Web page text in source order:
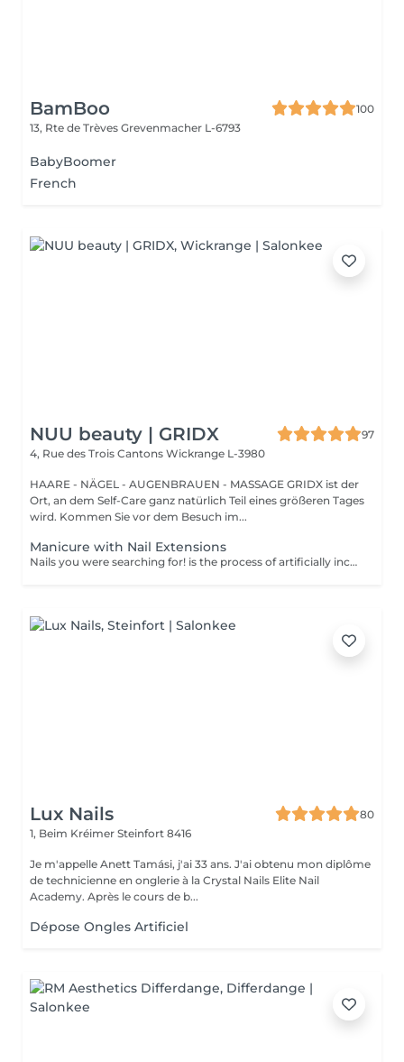
BamBoo
100
13, Rte de Trèves Grevenmacher L-6793
BabyBoomer
French
NUU beauty | GRIDX
97
4, Rue des Trois Cantons Wickrange L-3980
HAARE - NÄGEL - AUGENBRAUEN - MASSAGE GRIDX ist der
Ort, an dem Self-Care ganz natürlich Teil eines größeren Tages
wird. Kommen Sie vor dem Besuch im...
Manicure with Nail Extensions
Nails you were searching for! is the process of artificially increasing the length of the nail using polygel material in order to correct the defects of the natural nail delamination and weakness of the nail plate. Our masters do edged, hardware, or combined manicure. How is polygel extension done? - removal of old semi-permanent (if needed) - rough skin is removed - the shape of the nail plate is corrected - the cuticle and side ridges are corrected - polygel is applied - semi-permanent nail polish is applied - cuticle oil and hand cream are applied Age restrictions: recommended to do from 16 years. Post procedure recommendations: there are no post recommendations for this procedure. Frequency: once in 3 weeks.
Lux Nails
80
1, Beim Kréimer Steinfort 8416
Je m'appelle Anett Tamási, j'ai 33 ans. J'ai obtenu mon diplôme
de technicienne en onglerie à la Crystal Nails Elite Nail
Academy. Après le cours de b...
Dépose Ongles Artificiel